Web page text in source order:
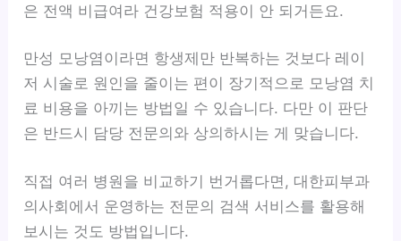
은 전액 비급여라 건강보험 적용이 안 되거든요.
만성 모낭염이라면 항생제만 반복하는 것보다 레이
저 시술로 원인을 줄이는 편이 장기적으로 모낭염 치
료 비용을 아끼는 방법일 수 있습니다. 다만 이 판단
은 반드시 담당 전문의와 상의하시는 게 맞습니다.
직접 여러 병원을 비교하기 번거롭다면, 대한피부과
의사회에서 운영하는 전문의 검색 서비스를 활용해
보시는 것도 방법입니다.